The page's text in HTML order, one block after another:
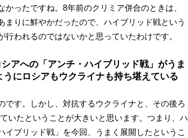
ったですね。8年前のクリミア併合のときは、
りに鮮やかだったので、ハイブリッド戦という
われるのではないかと思っていたわけです。
アへの「アンチ・ハイブリッド戦」がうま
にロシアもウクライナも持ち堪えている
です。しかし、対抗するウクライナと、その後ろ
いたということが大きいと思います。つまり、ハ
ブリッド戦」を今回、うまく展開したというこ